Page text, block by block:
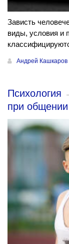
Зависть
виды, условия и
Андрей Кашкаров
Психология
при общении